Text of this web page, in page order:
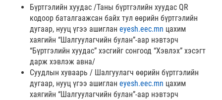
Бүртгэлийн хуудас /Таны бүртгэлийн хуудас QR
кодоор баталгаажсан байх тул өөрийн бүртгэлийн
дугаар, нууц үгээ ашиглан eyesh.eec.mn цахим
хаягийн “Шалгуулагчийн булан”-аар нэвтэрч
“Бүртгэлийн хуудас” хэсгийг сонгоод “Хэвлэх” хэсэгт
дарж хэвлэж авна/
Суудлын хуваарь / Шалгуулагч өөрийн бүртгэлийн
дугаар, нууц үгээ ашиглан eyesh.eec.mn цахим
хаягийн “Шалгуулагчийн булан”-аар нэвтэрч